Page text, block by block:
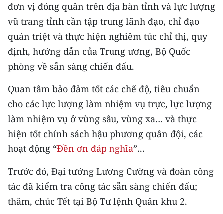
đơn vị đóng quân trên địa bàn tỉnh và lực lượng
vũ trang tỉnh cần tập trung lãnh đạo, chỉ đạo
quán triệt và thực hiện nghiêm túc chỉ thị, quy
định, hướng dẫn của Trung ương, Bộ Quốc
phòng về sẵn sàng chiến đấu.
Quan tâm bảo đảm tốt các chế độ, tiêu chuẩn
cho các lực lượng làm nhiệm vụ trực, lực lượng
làm nhiệm vụ ở vùng sâu, vùng xa… và thực
hiện tốt chính sách hậu phương quân đội, các
hoạt động “Đền ơn đáp nghĩa”...
Trước đó, Đại tướng Lương Cường và đoàn công
tác đã kiểm tra công tác sẵn sàng chiến đấu;
thăm, chúc Tết tại Bộ Tư lệnh Quân khu 2.